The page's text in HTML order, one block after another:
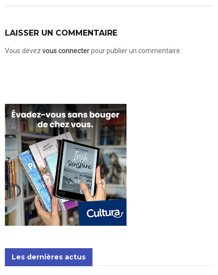
LAISSER UN COMMENTAIRE
Vous devez vous connecterpour publier un commentaire.
Les dernières actus